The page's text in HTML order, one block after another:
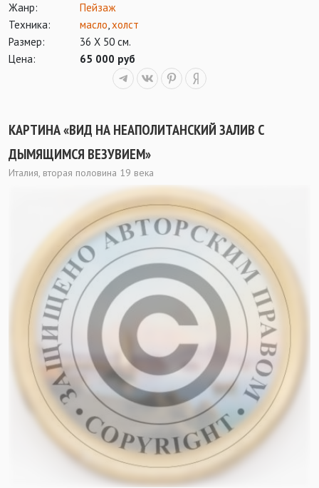
Жанр:
Пейзаж
Техника:
масло,холст
Размер:
36 Х 50 см.
Цена:
65 000 руб
КАРТИНА «ВИД НА НЕАПОЛИТАНСКИЙ ЗАЛИВ С
ДЫМЯЩИМСЯ ВЕЗУВИЕМ»
Италия, вторая половина 19 века